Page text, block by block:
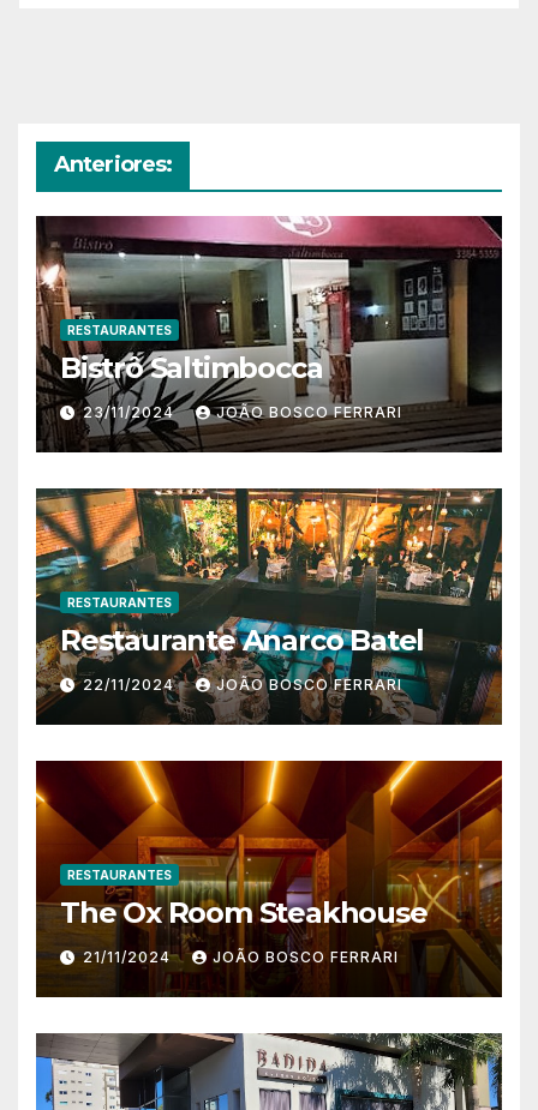
Anteriores:
RESTAURANTES
Bistrô Saltimbocca
23/11/2024 JOÃO BOSCO FERRARI
RESTAURANTES
Restaurante Anarco Batel
22/11/2024 JOÃO BOSCO FERRARI
RESTAURANTES
The Ox Room Steakhouse
21/11/2024 JOÃO BOSCO FERRARI